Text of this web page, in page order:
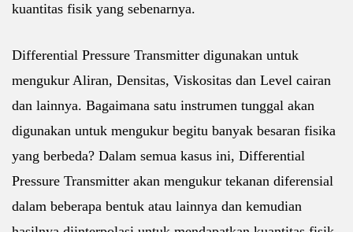
kuantitas fisik yang sebenarnya.
Differential Pressure Transmitter digunakan untuk
mengukur Aliran, Densitas, Viskositas dan Level cairan
dan lainnya. Bagaimana satu instrumen tunggal akan
digunakan untuk mengukur begitu banyak besaran fisika
yang berbeda? Dalam semua kasus ini, Differential
Pressure Transmitter akan mengukur tekanan diferensial
dalam beberapa bentuk atau lainnya dan kemudian